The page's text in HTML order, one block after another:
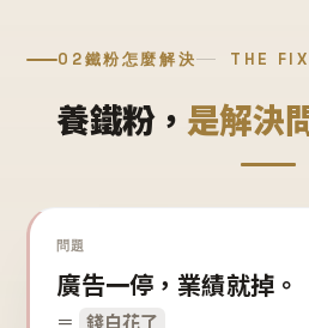
02鐵粉怎麼解決 THE FIX
養鐵粉， 是解決
問題
廣告一停，業績就掉。
＝ 錢白花了